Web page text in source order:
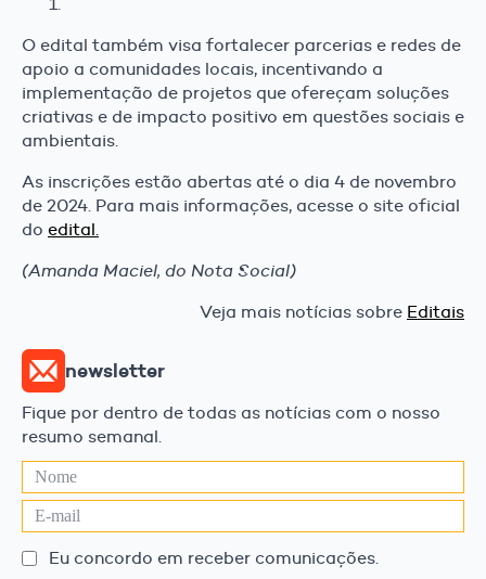
O edital também visa fortalecer parcerias e redes de
apoio a comunidades locais, incentivando a
implementação de projetos que ofereçam soluções
criativas e de impacto positivo em questões sociais e
ambientais.
As inscrições estão abertas até o dia 4 de novembro
de 2024. Para mais informações, acesse o site oficial
do edital.
(Amanda Maciel, do Nota Social)
Veja mais notícias sobre Editais
newsletter
Fique por dentro de todas as notícias com o nosso
resumo semanal.
Eu concordo em receber comunicações.